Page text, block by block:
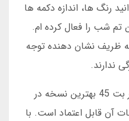
رنگ ها، اندازه دکمه ها
شب را فعال کرده ام.
ظریف نشان دهنده توجه
ندارند.
نتیجه تجربه من: بازی انفجار در بت 45 بهترین نسخه در
آن قابل اعتماد است. با